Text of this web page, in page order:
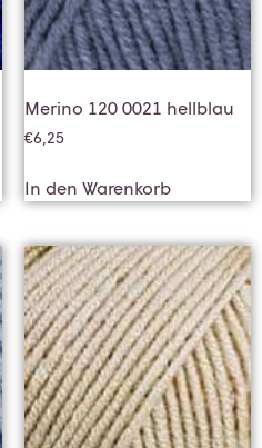
Merino 120 0021 hellblau
€6,25
In den Warenkorb